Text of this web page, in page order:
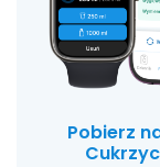
Pobierz